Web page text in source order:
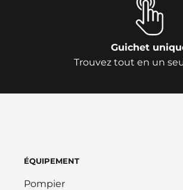
Guichet
Trouvez tout en un
ÉQUIPEMENT
Pompier